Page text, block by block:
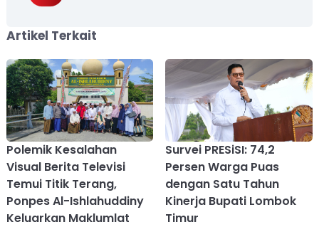
Artikel Terkait
Polemik Kesalahan
Visual Berita Televisi
Temui Titik Terang,
Ponpes Al-Ishlahuddiny
Keluarkan Maklumlat
Survei PRESiSI: 74,2
Persen Warga Puas
dengan Satu Tahun
Kinerja Bupati Lombok
Timur